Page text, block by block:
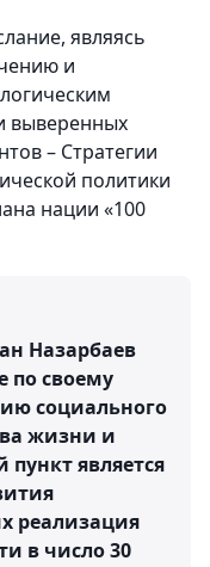
являясь
и
выверенных
– Стратегии
политики
нации «100
Назарбаев
по своему
социального
жизни и
является
реализация
в число 30